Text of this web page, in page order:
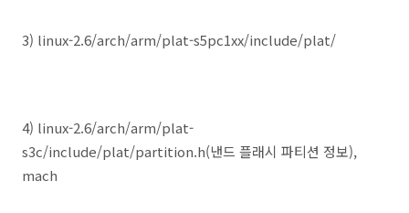
3) linux-2.6/arch/arm/plat-s5pc1xx/include/plat/
4) linux-2.6/arch/arm/plat-
s3c/include/plat/partition.h(낸드 플래시 파티션 정보),
mach